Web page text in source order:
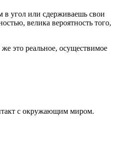
в угол или сдерживаешь свои
велика вероятность того,
это реальное, осуществимое
с окружающим миром.